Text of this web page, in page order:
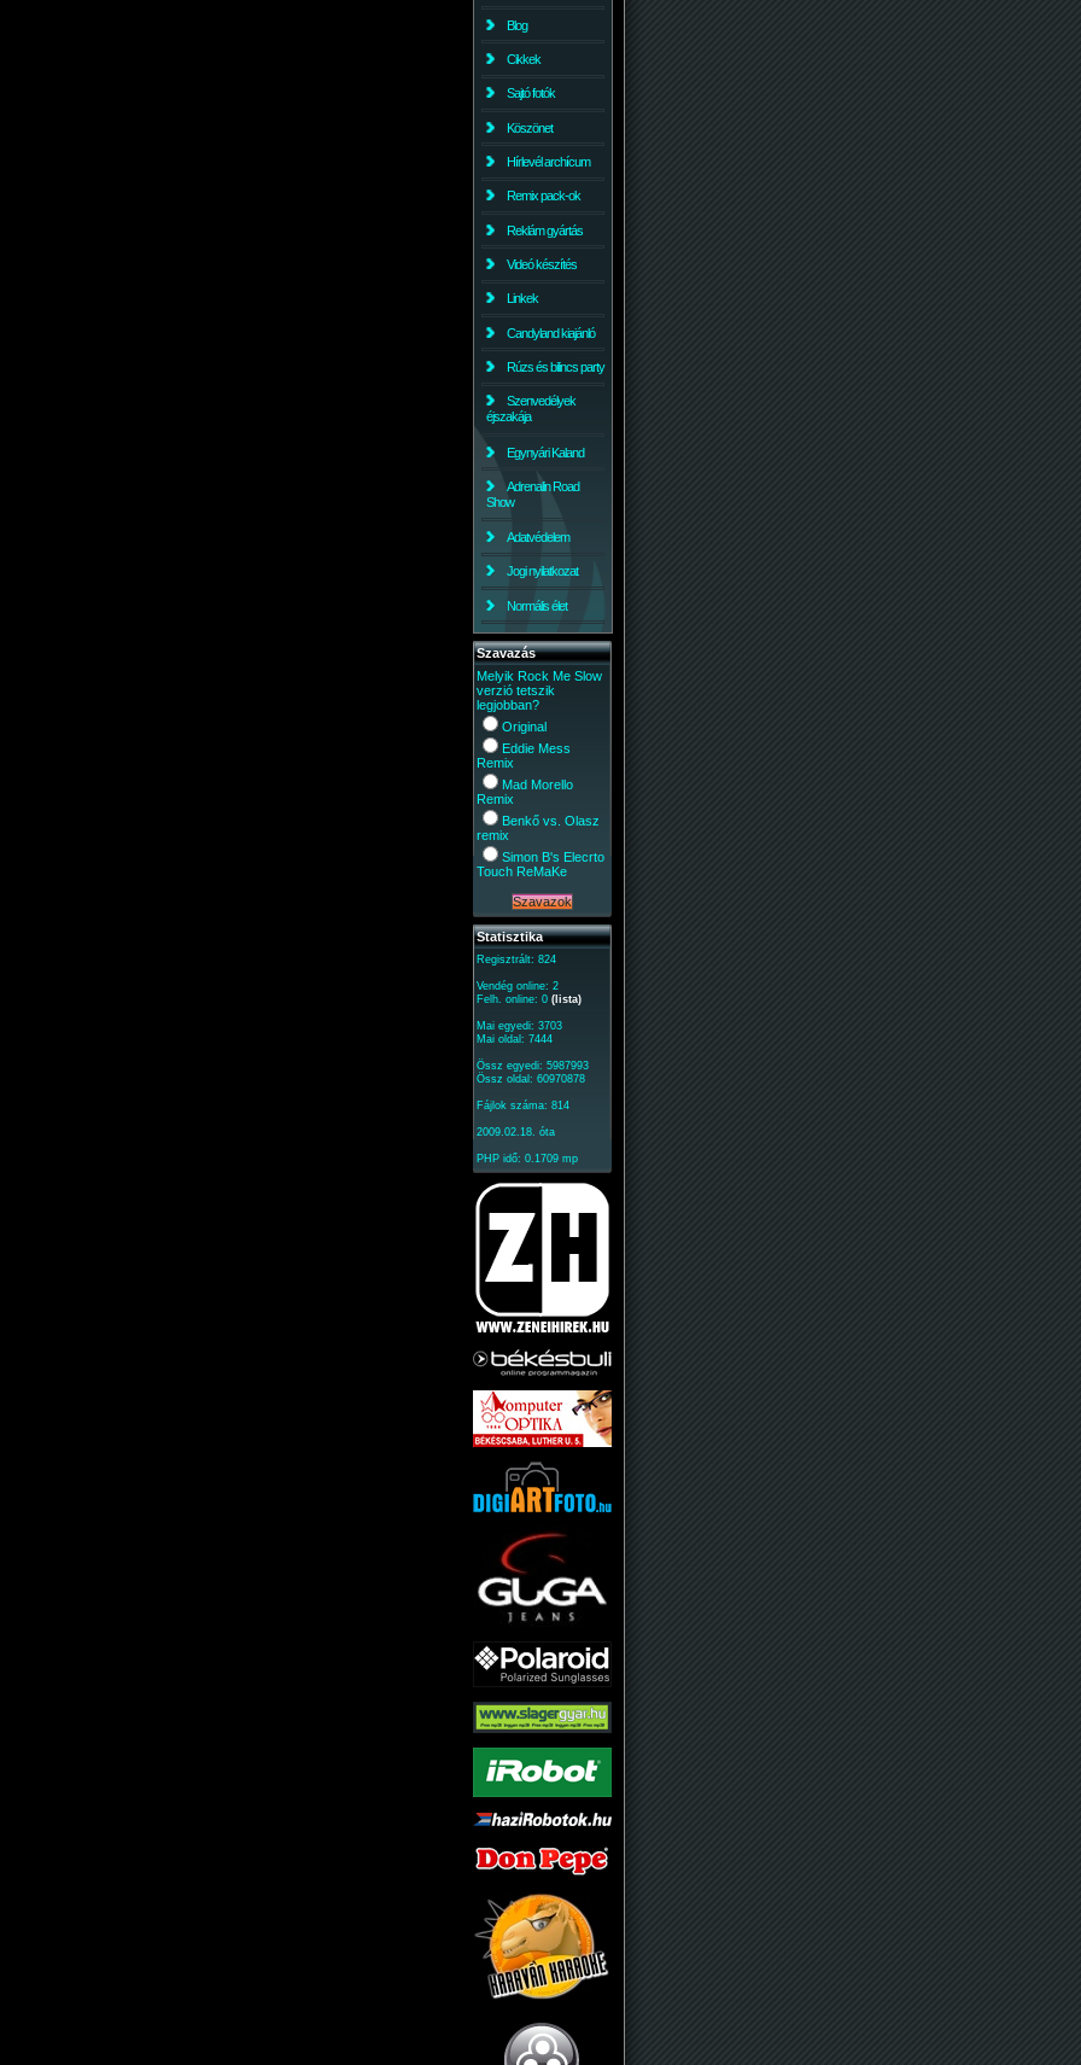
Blog
Cikkek
Sajtó fotók
Köszönet
Hírlevél archícum
Remix pack-ok
Reklám gyártás
Videó készítés
Linkek
Candyland kiajánló
Rúzs és bilincs party
Szenvedélyek
éjszakája
Egynyári Kaland
Adrenalin Road
Show
Adatvédelem
Jogi nyilatkozat
Normális élet
Szavazás
Melyik Rock Me Slow
verzió tetszik
legjobban?
Original
Eddie Mess
Remix
Mad Morello
Remix
Benkő vs. Olasz
remix
Simon B's Elecrto
Touch ReMaKe
Statisztika
Regisztrált: 824
Vendég online: 2
Felh. online: 0 (lista)
Mai egyedi: 3703
Mai oldal: 7444
Össz egyedi: 5987993
Össz oldal: 60970878
Fájlok száma: 814
2009.02.18. óta
PHP idő: 0.1709 mp